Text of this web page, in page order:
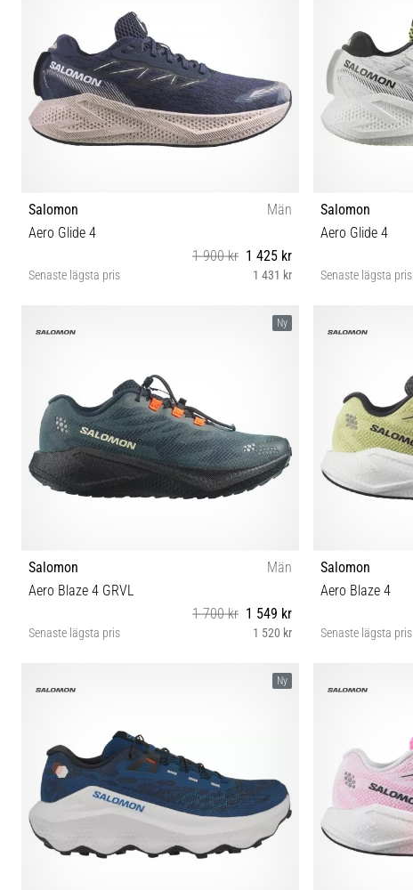
Salomon
Män
Aero Glide 4
1 900 kr 1 425 kr
Senaste lägsta pris 1 431 kr
Salomon
Aero Glide 4
Senaste lägsta pris
Ny
Salomon
Män
Aero Blaze 4 GRVL
1 700 kr 1 549 kr
Senaste lägsta pris 1 520 kr
Salomon
Aero Blaze 4
Senaste lägsta pris
Ny